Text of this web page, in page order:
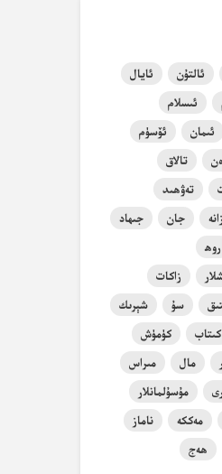
ئالتۇن
ئايال
ئىسلام
ئىمان
ئۆسۈم
تالاق
تەۋھىد
جان
جىھاد
روھ
زاكات
سۇ
شېرىك
كىتاب
كۈمۈش
مال
مىراس
مۇسۇلمانلار
مەككە
ناماز
ھەج